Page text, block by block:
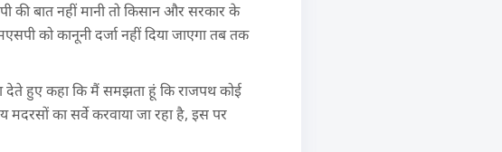
की बात नहीं मानी तो किसान और सरकार के
को कानूनी दर्जा नहीं दिया जाएगा तब तक
देते हुए कहा कि मैं समझता हूं कि राजपथ कोई
मदरसों का सर्वे करवाया जा रहा है, इस पर